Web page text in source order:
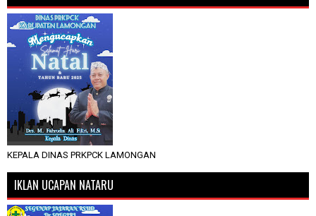
KEPALA DINAS PRKPCK LAMONGAN
IKLAN UCAPAN NATARU